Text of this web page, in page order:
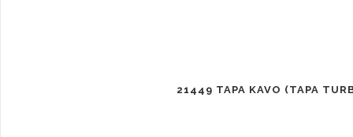
21449 TAPA KAVO (TAPA